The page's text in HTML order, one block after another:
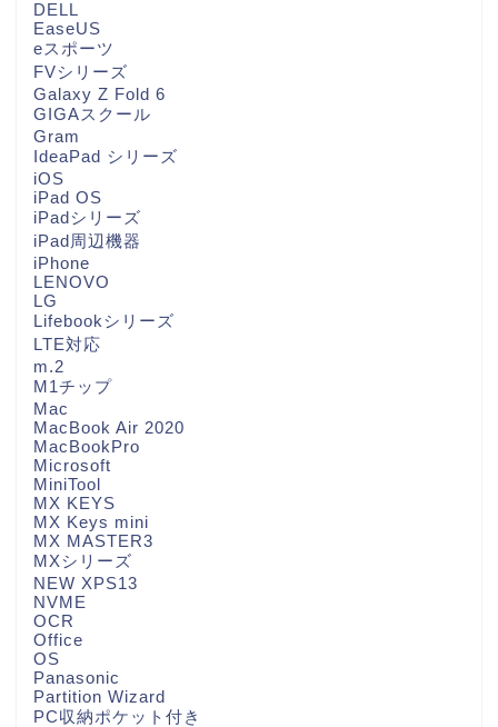
DELL
EaseUS
eスポーツ
FVシリーズ
Galaxy Z Fold 6
GIGAスクール
Gram
IdeaPad シリーズ
iOS
iPad OS
iPadシリーズ
iPad周辺機器
iPhone
LENOVO
LG
Lifebookシリーズ
LTE対応
m.2
M1チップ
Mac
MacBook Air 2020
MacBookPro
Microsoft
MiniTool
MX KEYS
MX Keys mini
MX MASTER3
MXシリーズ
NEW XPS13
NVME
OCR
Office
OS
Panasonic
Partition Wizard
PC収納ポケット付き